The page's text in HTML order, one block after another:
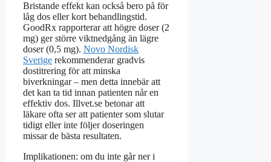
Bristande effekt kan också bero på för
låg dos eller kort behandlingstid.
GoodRx rapporterar att högre doser (2
mg) ger större viktnedgång än lägre
doser (0,5 mg). Novo Nordisk
Sverige rekommenderar gradvis
dostitrering för att minska
biverkningar – men detta innebär att
det kan ta tid innan patienten når en
effektiv dos. Illvet.se betonar att
läkare ofta ser att patienter som slutar
tidigt eller inte följer doseringen
missar de bästa resultaten.
Implikationen: om du inte går ner i